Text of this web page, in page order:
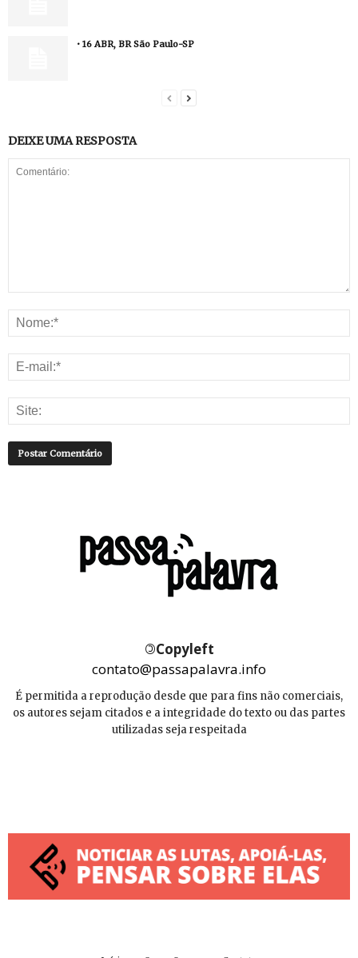
• 16 ABR, BR São Paulo-SP
DEIXE UMA RESPOSTA
©Copyleft
contato@passapalavra.info
É permitida a reprodução desde que para fins não comerciais,
os autores sejam citados e a integridade do texto ou das partes
utilizadas seja respeitada